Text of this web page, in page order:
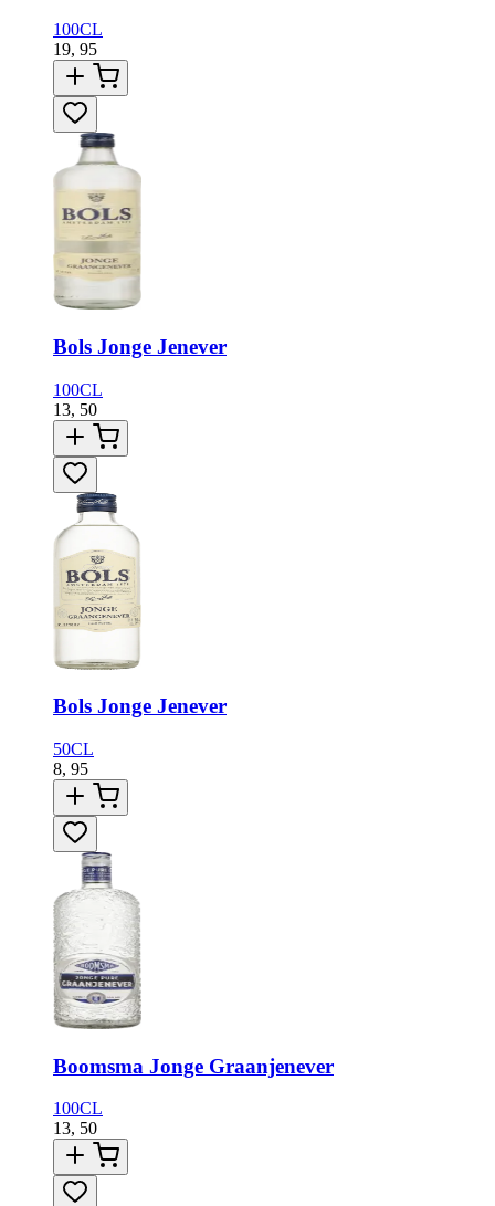
100CL
19, 95
Bols Jonge Jenever
100CL
13, 50
Bols Jonge Jenever
50CL
8, 95
Boomsma Jonge Graanjenever
100CL
13, 50